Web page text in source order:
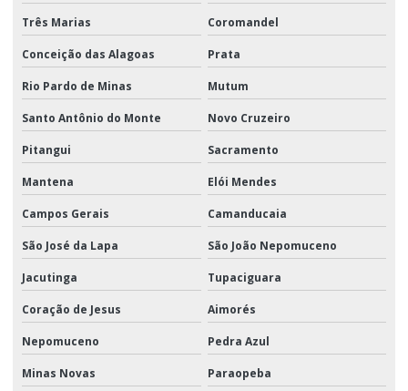
Três Marias Coromandel
Conceição das Alagoas Prata
Rio Pardo de Minas Mutum
Santo Antônio do Monte Novo Cruzeiro
Pitangui Sacramento
Mantena Elói Mendes
Campos Gerais Camanducaia
São José da Lapa São João Nepomuceno
Jacutinga Tupaciguara
Coração de Jesus Aimorés
Nepomuceno Pedra Azul
Minas Novas Paraopeba